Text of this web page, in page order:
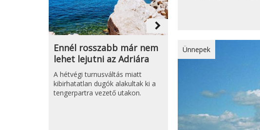
navigate_next
Ennél rosszabb már nem
lehet lejutni az Adriára
A hétvégi turnusváltás miatt
kibirhatatlan dugók alakultak ki a
tengerpartra vezető utakon.
Ünnepek